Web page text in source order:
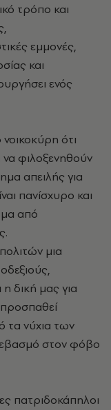
τρόπο και
εμμονές,
και
ενός
ότι
να φιλοξενηθούν
απειλής για
πανίσχυρο και
από
μια
δική μας για
προσπαθεί
τα νύχια των
στον φόβο
πατριδοκάπηλοι